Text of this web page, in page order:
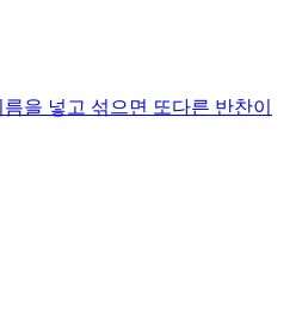
을 넣고 섞으면 또다른 반찬이